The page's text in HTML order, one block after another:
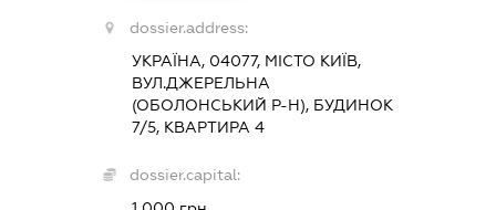
dossier.address:
УКРАЇНА, 04077, МІСТО КИЇВ,
ВУЛ.ДЖЕРЕЛЬНА
(ОБОЛОНСЬКИЙ Р-Н), БУДИНОК
7/5, КВАРТИРА 4
dossier.capital: